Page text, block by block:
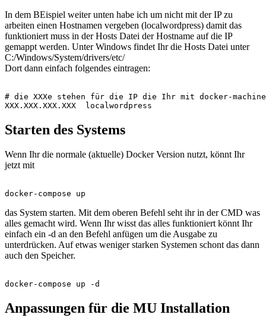
In dem BEispiel weiter unten habe ich um nicht mit der IP zu
arbeiten einen Hostnamen vergeben (localwordpress) damit das
funktioniert muss in der Hosts Datei der Hostname auf die IP
gemappt werden. Unter Windows findet Ihr die Hosts Datei unter
C:/Windows/System/drivers/etc/
Dort dann einfach folgendes eintragen:
# die XXXe stehen für die IP die Ihr mit docker-
Starten des Systems
Wenn Ihr die normale (aktuelle) Docker Version nutzt, könnt Ihr
jetzt mit
das System starten. Mit dem oberen Befehl seht ihr in der CMD was
alles gemacht wird. Wenn Ihr wisst das alles funktioniert könnt Ihr
einfach ein -d an den Befehl anfügen um die Ausgabe zu
unterdrücken. Auf etwas weniger starken Systemen schont das dann
auch den Speicher.
Anpassungen für die MU Installation